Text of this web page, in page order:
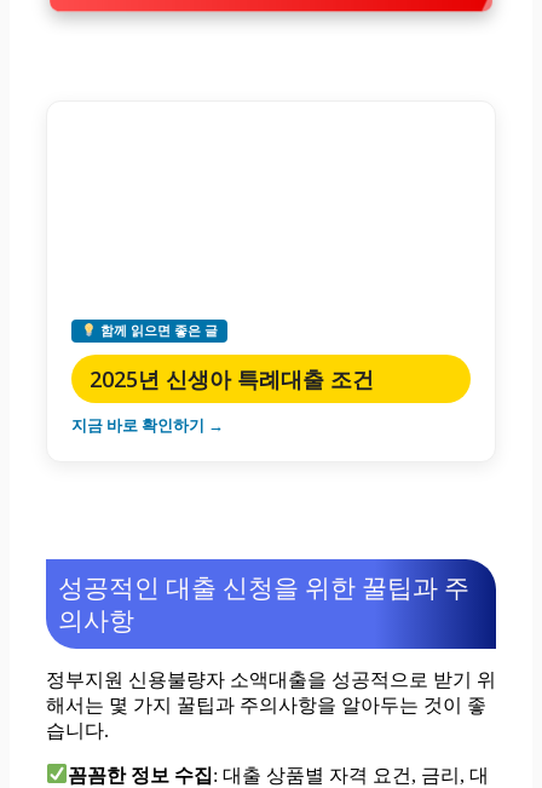
함께 읽으면 좋은 글
2025년 신생아 특례대출 조건
지금 바로 확인하기 →
성공적인 대출 신청을 위한 꿀팁과 주
의사항
정부지원 신용불량자 소액대출을 성공적으로 받기 위
해서는 몇 가지 꿀팁과 주의사항을 알아두는 것이 좋
습니다.
꼼꼼한 정보 수집: 대출 상품별 자격 요건, 금리, 대